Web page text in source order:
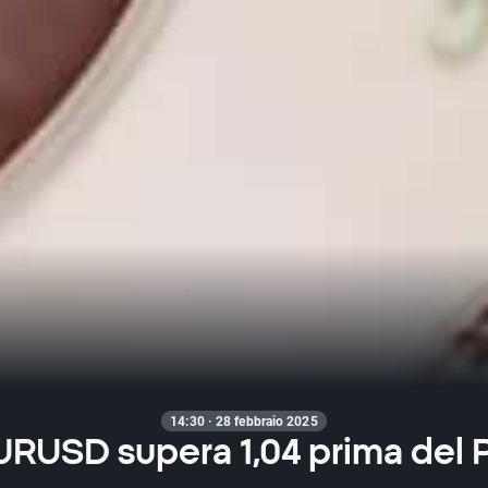
14:30 · 28 febbraio 2025
supera 1,04 prima del